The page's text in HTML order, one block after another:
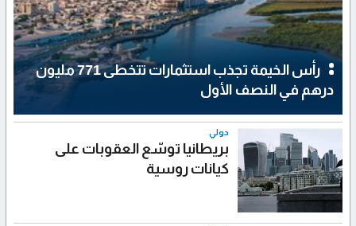
رأس الخيمة تجذب استثمارات تتخطى 771 مليون
درهم في النصف الأول
دولي
بريطانيا توسّع العقوبات على
كيانات روسية